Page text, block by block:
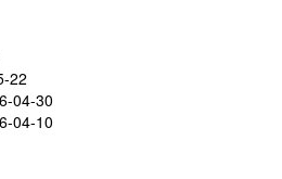
22
04-30
04-10